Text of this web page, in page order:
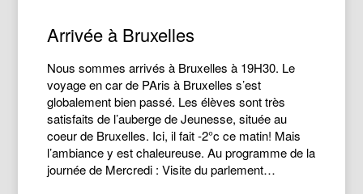
Arrivée à Bruxelles
Nous sommes arrivés à Bruxelles à 19H30. Le
voyage en car de PAris à Bruxelles s’est
globalement bien passé. Les élèves sont très
satisfaits de l’auberge de Jeunesse, située au
coeur de Bruxelles. Ici, il fait -2°c ce matin! Mais
l’ambiance y est chaleureuse. Au programme de la
journée de Mercredi : Visite du parlement…